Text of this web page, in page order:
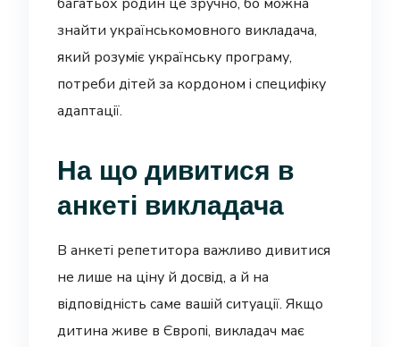
знайти українськомовного викладача,
який розуміє українську програму,
потреби дітей за кордоном і специфіку
адаптації.
На що дивитися в
анкеті викладача
В анкеті репетитора важливо дивитися
не лише на ціну й досвід, а й на
відповідність саме вашій ситуації. Якщо
дитина живе в Європі, викладач має